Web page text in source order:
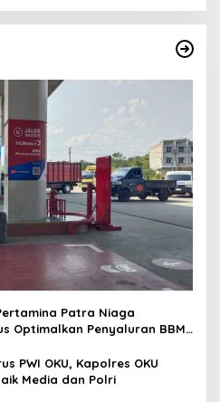
Patra Niaga
Optimalkan Penyaluran BBM
PWI OKU, Kapolres OKU
Media dan Polri